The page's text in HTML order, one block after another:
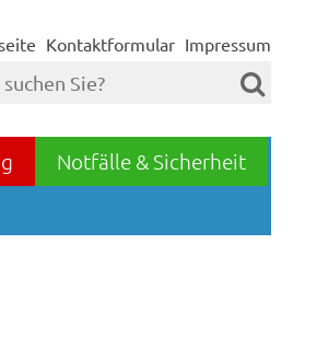
Kontaktformular Impressum
Notfälle & Sicherheit